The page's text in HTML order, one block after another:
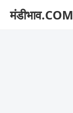
मंडीभाव.COM